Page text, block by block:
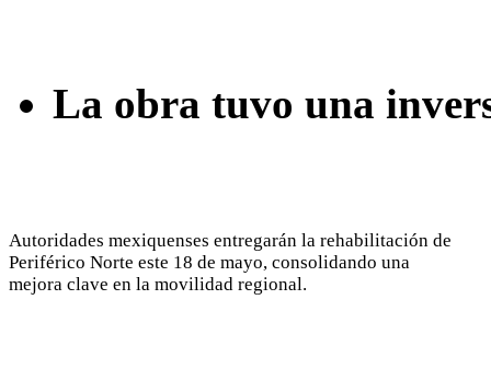
La obra tuvo una
Autoridades mexiquenses entregarán la rehabilitación de
Periférico Norte este 18 de mayo, consolidando una
mejora clave en la movilidad regional.